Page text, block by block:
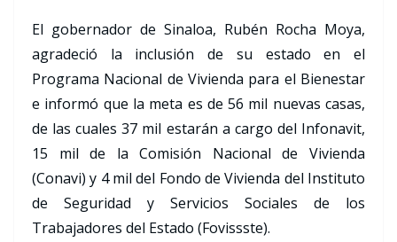
El gobernador de Sinaloa, Rubén Rocha Moya,
agradeció la inclusión de su estado en el
Programa Nacional de Vivienda para el Bienestar
e informó que la meta es de 56 mil nuevas casas,
de las cuales 37 mil estarán a cargo del Infonavit,
15 mil de la Comisión Nacional de Vivienda
(Conavi) y 4 mil del Fondo de Vivienda del Instituto
de Seguridad y Servicios Sociales de los
Trabajadores del Estado (Fovissste).